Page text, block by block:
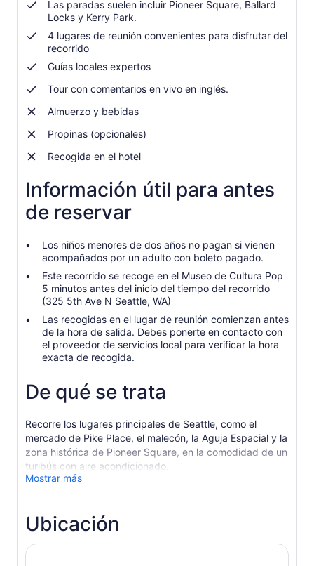
Las paradas suelen incluir Pioneer Square, Ballard
Locks y Kerry Park.
4 lugares de reunión convenientes para disfrutar del
recorrido
Guías locales expertos
Tour con comentarios en vivo en inglés.
Almuerzo y bebidas
Propinas (opcionales)
Recogida en el hotel
Información útil para antes
de reservar
Los niños menores de dos años no pagan si vienen
acompañados por un adulto con boleto pagado.
Este recorrido se recoge en el Museo de Cultura Pop
5 minutos antes del inicio del tiempo del recorrido
(325 5th Ave N Seattle, WA)
Las recogidas en el lugar de reunión comienzan antes
de la hora de salida. Debes ponerte en contacto con
el proveedor de servicios local para verificar la hora
exacta de recogida.
De qué se trata
Recorre los lugares principales de Seattle, como el
mercado de Pike Place, el malecón, la Aguja Espacial y la
zona histórica de Pioneer Square, en la comodidad de un
turibús con aire acondicionado.
Prepárate para descubrir la belleza de las diversas zonas
espacio amplio para las piernas y un amable guía
experto. Visita el centro de Seattle y el famoso mercado
de Pike Place, conocido por su “pez volador” y el café
Starbucks original, que aún vende sus clásicas bebidas.
Mostrar más
Ubicación